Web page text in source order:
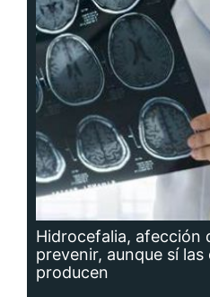
Hidrocefalia, afección
prevenir, aunque sí las
producen